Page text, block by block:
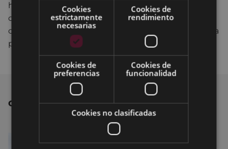
herramienta de encuentro y participación
ciudadana, consolidando una tradición cultural que
cada año reúne a decenas de personas en torno a la
palabra, la música y la emoción compartida.
OTRAS NOTICIAS
Cookies
estrictamente
necesarias
Cookies de
rendimiento
Cookies de
preferencias
Cookies de
funcionalidad
Cookies no clasificadas